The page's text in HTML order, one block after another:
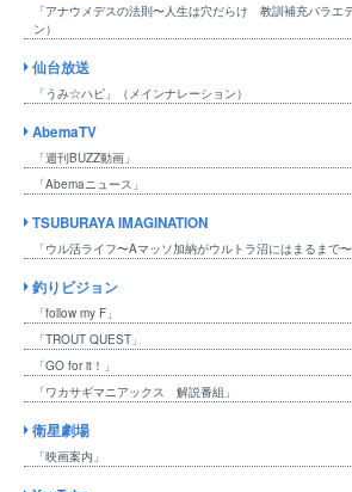
「アナウメデスの法則〜人生は穴だらけ 教訓補充バラエ
ン）
仙台放送
「うみ☆ハピ」（メインナレーション）
AbemaTV
「週刊BUZZ動画」
「Abemaニュース」
TSUBURAYA IMAGINATION
「ウル活ライフ〜Aマッソ加納がウルトラ沼にはまるまで
釣りビジョン
「follow my F」
「TROUT QUEST」
「GO for it！」
「ワカサギマニアックス 解説番組」
衛星劇場
「映画案内」